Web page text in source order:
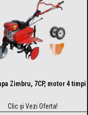
Zimbru, 7CP, motor 4 timpi
Clic și Vezi Oferta!